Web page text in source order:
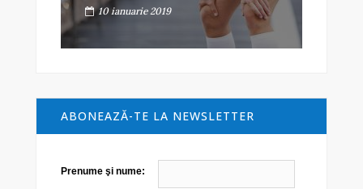
10 ianuarie 2019
ABONEAZĂ-TE LA NEWSLETTER
Prenume şi nume: